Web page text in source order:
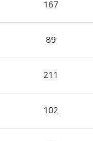
167
89
211
102